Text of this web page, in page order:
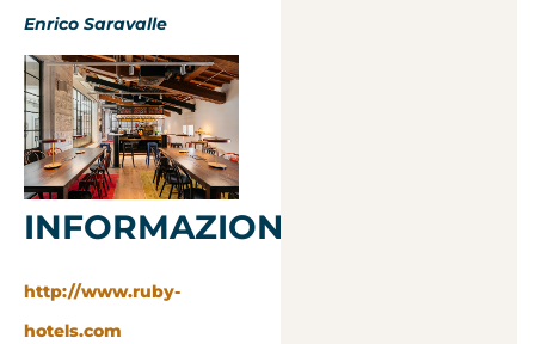
Enrico Saravalle
INFORMAZIONI:
http://www.ruby-
hotels.com